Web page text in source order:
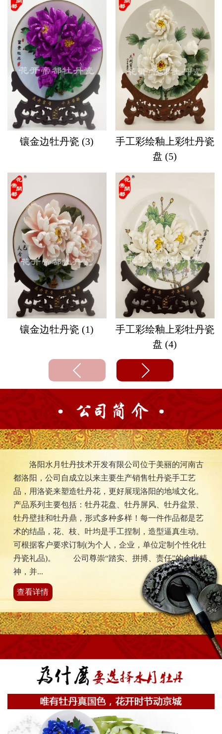
镶金边牡丹瓷 (3)
镶金边牡丹瓷 (1)
手工彩绘釉上彩牡丹瓷
盘 (5)
手工彩绘釉上彩牡丹瓷
盘 (4)
洛阳水月牡丹技术开发有限公司位于美丽的河南古
都洛阳，公司自成立以来主要生产销售牡丹瓷手工艺
品，用洛瓷来塑造牡丹花，更好展现洛阳的地域文化。
产品系列主要包括：牡丹花盘、牡丹屏风、牡丹盆景、
牡丹壁挂和牡丹鼎，形式多种多样！每一件作品都是艺
术的结晶，花、枝、叶均是手工捏制，造型逼真生动。
可根据客户要求订制(为个人，企业，单位定制个性化牡
丹瓷礼品)。 公司尊崇“踏实、拼搏、责任”的企业精
神，并...
查看详情